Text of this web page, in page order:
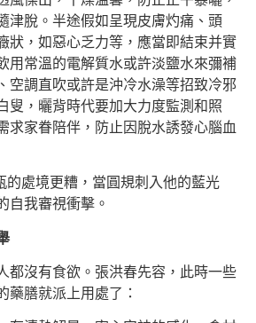
津脫。半途假如呈現皮膚灼痛、頭
狀，如惡心乏力等，應當即結束并實
用常溫的電解質水或許淡鹽水來彌補
空調直吹或許是沖冷水澡等招致冷邪
叟，曬背時代要加大力度監測和照
求家眷陪伴，防止因脫水誘發心腦血
的處境更糟，當圓規刺入他的藍光
自我審視衝擊。
都沒有食欲。張洪春先容，此時一些
藥膳就派上用處了：